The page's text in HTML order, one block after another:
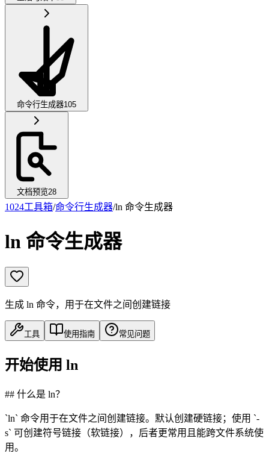
命令行生成器105
文档预览28
1024工具箱/命令行生成器/ln 命令生成器
ln 命令生成器
生成 ln 命令，用于在文件之间创建链接
工具 使用指南 常见问题
开始使用 ln
## 什么是 ln？
`ln` 命令用于在文件之间创建链接。默认创建硬链接；使用 `-
s` 可创建符号链接（软链接），后者更常用且能跨文件系统使
用。